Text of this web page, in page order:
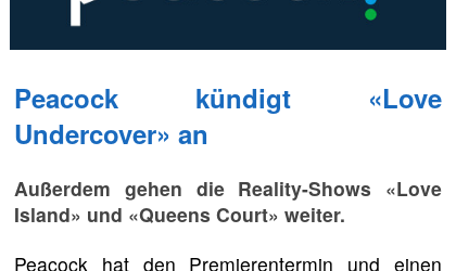
Peacock kündigt «Love
Undercover» an
Außerdem gehen die Reality-Shows «Love
Island» und «Queens Court» weiter.
Peacock hat den Premierentermin und einen